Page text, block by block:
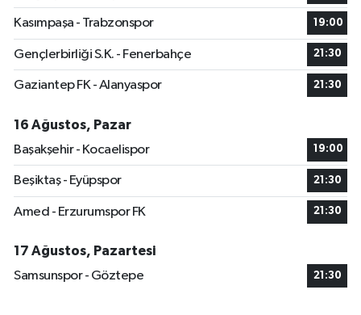
Kasımpaşa - Trabzonspor 19:00
Gençlerbirliği S.K. - Fenerbahçe 21:30
Gaziantep FK - Alanyaspor 21:30
16 Ağustos, Pazar
Başakşehir - Kocaelispor
19:00
Beşiktaş - Eyüpspor 21:30
Amed - Erzurumspor FK 21:30
17 Ağustos, Pazartesi
Samsunspor - Göztepe
21:30